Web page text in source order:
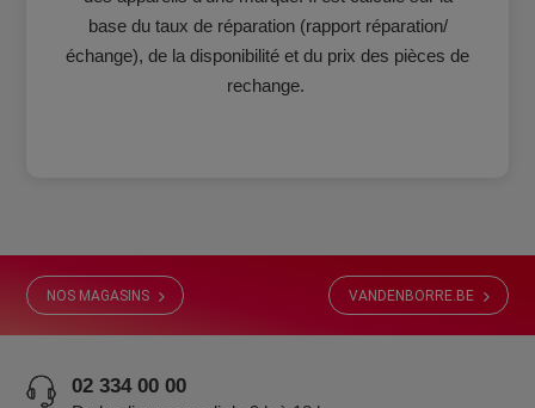
base du taux de réparation (rapport réparation/
échange), de la disponibilité et du prix des pièces de
rechange.
NOS MAGASINS VANDENBORRE.BE
02 334 00 00